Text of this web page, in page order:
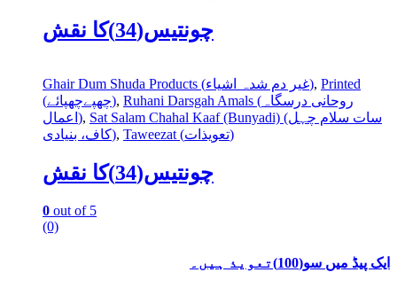
چونتیس(34)کا نقش
Ghair Dum Shuda Products (غیر دم شدہ اشیاء), Printed
(چھپےچھپائے), Ruhani Darsgah Amals (روحانی درسگاہ
اعمال), Sat Salam Chahal Kaaf (Bunyadi) (سات سلام چہل
کاف، بنیادی), Taweezat (تعویذات)
چونتیس(34)کا نقش
0 out of 5
(0)
ایک پیڈ میں سو(100)تعویذ ہیں۔